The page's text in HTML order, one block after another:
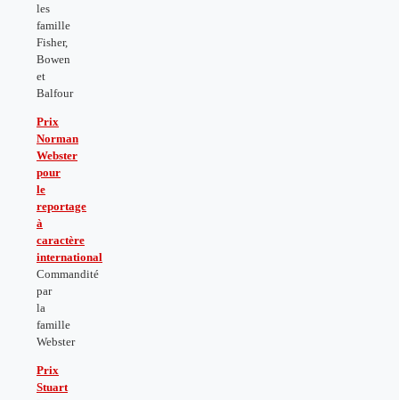
les
famille
Fisher,
Bowen
et
Balfour
Prix
Norman
Webster
pour
le
reportage
à
caractère
international
Commandité
par
la
famille
Webster
Prix
Stuart